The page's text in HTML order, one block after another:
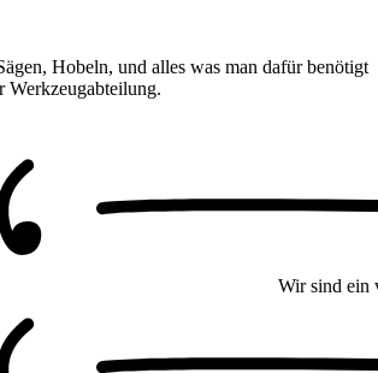
Hobeln, und alles was man dafür benötigt
Werkzeugabteilung.
Wir sind ein